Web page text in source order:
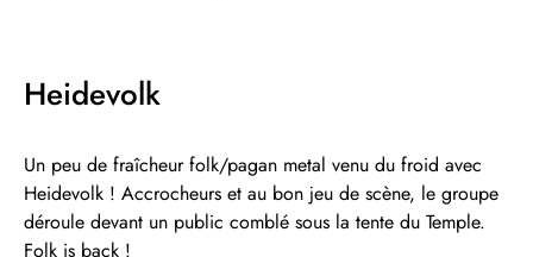
Heidevolk
Un peu de fraîcheur folk/pagan metal venu du froid avec
Heidevolk ! Accrocheurs et au bon jeu de scène, le groupe
déroule devant un public comblé sous la tente du Temple.
Folk is back !